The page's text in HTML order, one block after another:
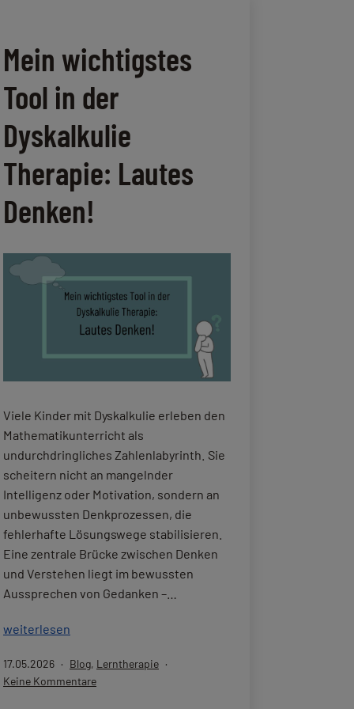
Mein wichtigstes
Tool in der
Dyskalkulie
Therapie: Lautes
Denken!
Viele Kinder mit Dyskalkulie erleben den
Mathematikunterricht als
undurchdringliches Zahlenlabyrinth. Sie
scheitern nicht an mangelnder
Intelligenz oder Motivation, sondern an
unbewussten Denkprozessen, die
fehlerhafte Lösungswege stabilisieren.
Eine zentrale Brücke zwischen Denken
und Verstehen liegt im bewussten
Aussprechen von Gedanken –…
Mein
Tool
in
weiterlesen
Veröffentlicht
am
17.05.2026
Kategorisiert
als
Blog, Lerntherapie
Keine Kommentarezu